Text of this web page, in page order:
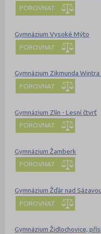
POROVNAT
Gymnázium Vysoké Mýto
POROVNAT
Gymnázium Zikmunda
POROVNAT
Gymnázium Zlín - Lesní čtvrť
POROVNAT
Gymnázium Žamberk
POROVNAT
Gymnázium Žďár nad Sázavou
POROVNAT
Gymnázium Židlochovice,